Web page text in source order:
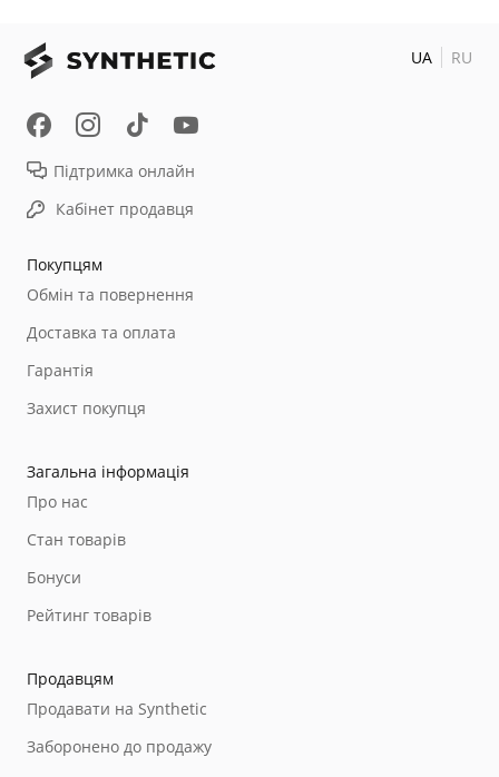
Покупцям
Обмін та повернення
Доставка та оплата
Гарантія
Захист покупця
Загальна інформація
Про нас
Стан товарів
Бонуси
Рейтинг товарів
Продавцям
Продавати на Synthetic
Заборонено до продажу
Підтримка онлайн
Кабінет продавця
UA RU